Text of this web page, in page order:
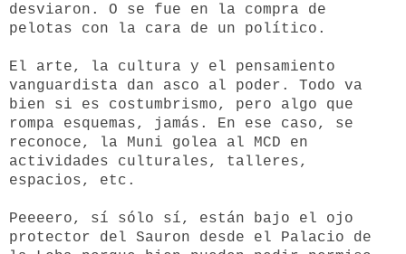
desviaron. O se fue en la compra de
pelotas con la cara de un político.
El arte, la cultura y el pensamiento
vanguardista dan asco al poder. Todo va
bien si es costumbrismo, pero algo que
rompa esquemas, jamás. En ese caso, se
reconoce, la Muni golea al MCD en
actividades culturales, talleres,
espacios, etc.
Peeeero, sí sólo sí, están bajo el ojo
protector del Sauron desde el Palacio de